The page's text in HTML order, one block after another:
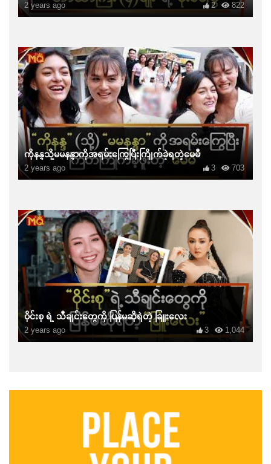
2 years ago 822
2
ကိုနန္ဒသို့မမနန္ဒာကိုအရမ်းကြွေပြီးကြိုက်ခဲ့ရတဲ့မေမီ
2 years ago 703
3
ဝိုင်းစု ရဲ့ သီချင်းတွေကို ပြန်မဆိုရဲတဲ့ ခြူးလေး
2 years ago 1,044
3